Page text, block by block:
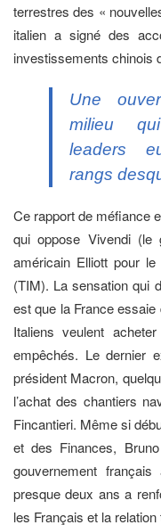
terrestres des «
italien a signé des
investissements chinois
Une
milieu
leaders
rangs
Ce rapport de méfiance
qui oppose Vivendi (le
américain Elliott pour le
(TIM). La sensation qui
est que la France essaie
Italiens veulent
empêchés. Le dernier
président Macron,
l’achat des chantiers
Fincantieri. Même si
et des Finances,
gouvernement
presque deux ans a
les Français et la